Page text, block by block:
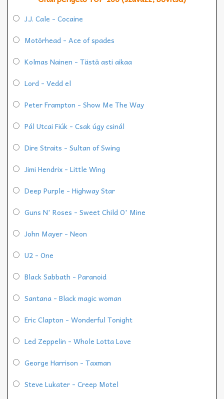
J.J. Cale - Cocaine
Motörhead - Ace of spades
Kolmas Nainen - Tästä asti aikaa
Lord - Vedd el
Peter Frampton - Show Me The Way
Pál Utcai Fiúk - Csak úgy csinál
Dire Straits - Sultan of Swing
Jimi Hendrix - Little Wing
Deep Purple - Highway Star
Guns N' Roses - Sweet Child O' Mine
John Mayer - Neon
U2 - One
Black Sabbath - Paranoid
Santana - Black magic woman
Eric Clapton - Wonderful Tonight
Led Zeppelin - Whole Lotta Love
George Harrison - Taxman
Steve Lukater - Creep Motel